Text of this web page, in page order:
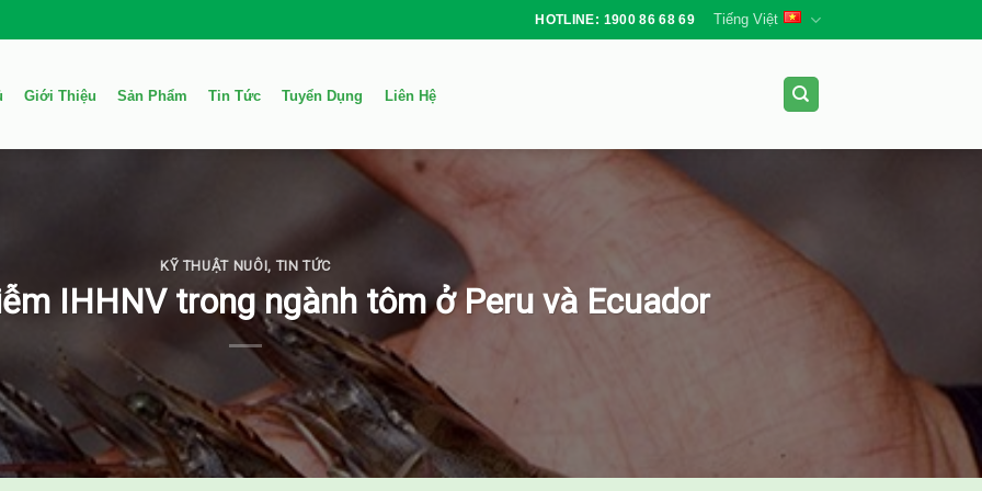
HOTLINE: 1900 86 68 69 Tiếng Việt
Giới Thiệu Sản Phẩm Tin Tức Tuyển Dụng Liên Hệ
KỸ THUẬT NUÔI, TIN TỨC
IHHNV trong ngành tôm ở Peru và Ecuador